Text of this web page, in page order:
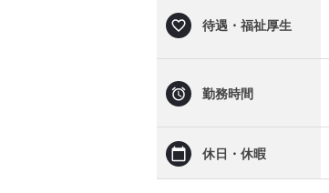
待遇・福祉厚生
勤務時間
休日・休暇